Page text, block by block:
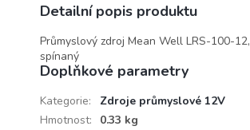
Detailní popis produktu
Průmyslový zdroj Mean Well LRS-100-
spínaný
Doplňkové parametry
Kategorie:
Zdroje průmyslové 12V
Hmotnost:
0.33 kg